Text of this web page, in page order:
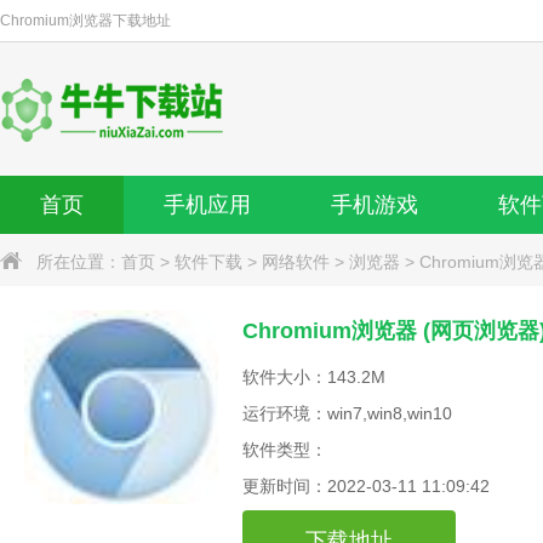
Chromium浏览器下载地址
首页 手机应用 手机游戏 软
所在位置： 首页 > 软件下载 > 网络软件 > 浏览器 > Chromium浏览
Chromium浏览器 (网页浏览
软件大小：143.2M
运行环境：win7,win8,win10
软件类型：
更新时间：2022-03-11 11:09:42